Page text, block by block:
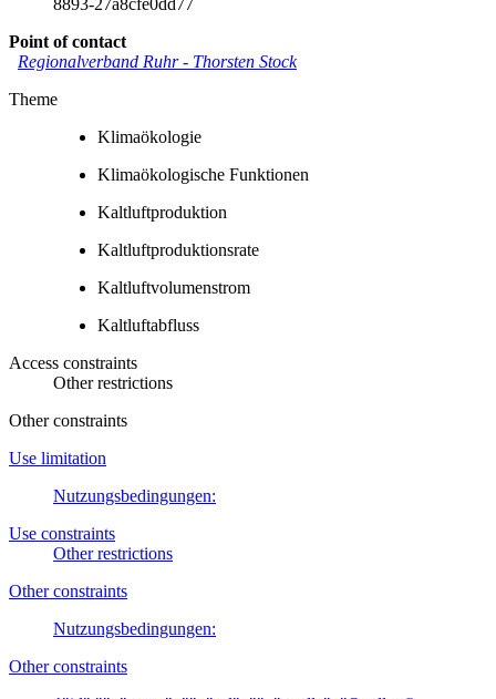
Point of contact
Regionalverband Ruhr- Thorsten Stock
Theme
Klimaökologie
Klimaökologische Funktionen
Kaltluftproduktion
Kaltluftproduktionsrate
Kaltluftvolumenstrom
Kaltluftabfluss
Access constraints
Other restrictions
Other constraints
Use limitation
Nutzungsbedingungen:
Use constraints
Other restrictions
Other constraints
Nutzungsbedingungen:
Other constraints